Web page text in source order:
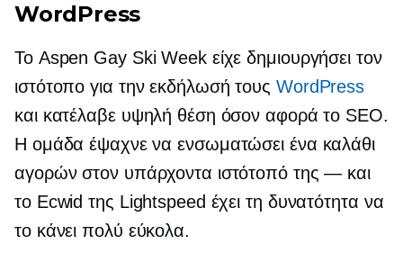
WordPress
Το Aspen Gay Ski Week είχε δημιουργήσει τον
ιστότοπο για την εκδήλωσή τους WordPress
και κατέλαβε υψηλή θέση όσον αφορά το SEO.
Η ομάδα έψαχνε να ενσωματώσει ένα καλάθι
αγορών στον υπάρχοντα ιστότοπό της — και
το Ecwid της Lightspeed έχει τη δυνατότητα να
το κάνει πολύ εύκολα.